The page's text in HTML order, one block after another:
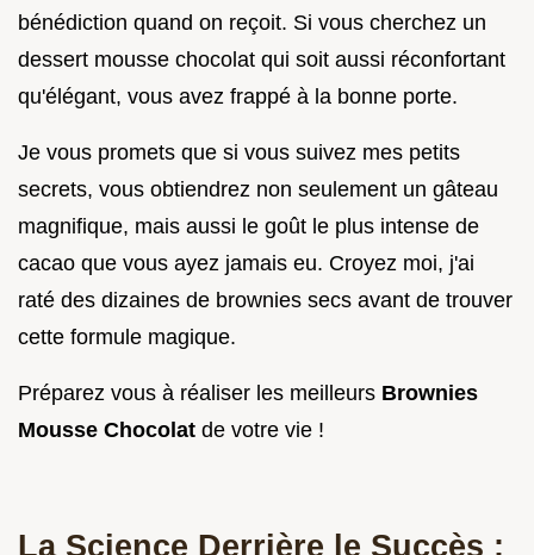
bénédiction quand on reçoit. Si vous cherchez un
dessert mousse chocolat qui soit aussi réconfortant
qu'élégant, vous avez frappé à la bonne porte.
Je vous promets que si vous suivez mes petits
secrets, vous obtiendrez non seulement un gâteau
magnifique, mais aussi le goût le plus intense de
cacao que vous ayez jamais eu. Croyez moi, j'ai
raté des dizaines de brownies secs avant de trouver
cette formule magique.
Préparez vous à réaliser les meilleurs Brownies
Mousse Chocolat de votre vie !
La Science Derrière le Succès :